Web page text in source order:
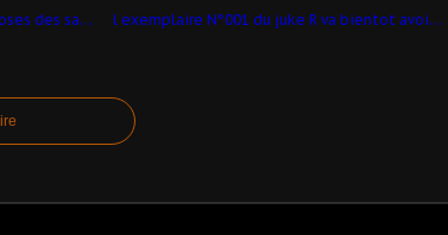
résumé videos 8 etapes trophée roses des sables Maroc 2012 l exemplaire N°001 du juke R va bientot avoir son 1er client